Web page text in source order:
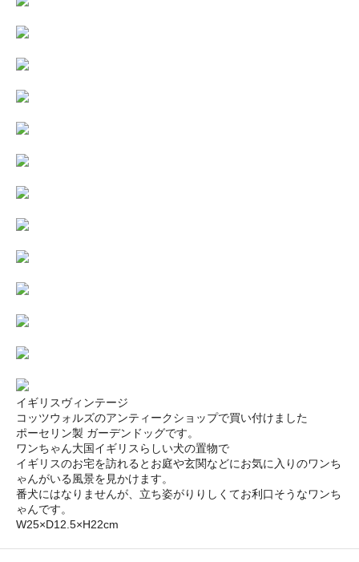
イギリスヴィンテージ
コッツウォルズのアンティークショップで買い付けました
ポーセリン製 ガーデンドッグです。
ワンちゃん大国イギリスらしい犬の置物で
イギリスのお宅を訪れるとお庭や玄関などにお気に入りのワンち
ゃんがいる風景を見かけます。
番犬にはなりませんが、立ち姿がりりしくてお利口そうなワンち
ゃんです。
W25×D12.5×H22cm